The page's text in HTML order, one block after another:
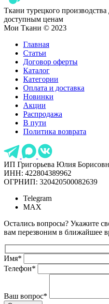
Ткани турецкого
доступным ценам
Мои Ткани © 2023
Главная
Статьи
Договор оферты
Каталог
Категории
Оплата и доставка
Новинки
Акции
Распродажа
В пути
Политика возврата
ИП Григорьева Юлия
ИНН: 422804389962
ОГРНИП: 320420500082639
Telegram
MAX
Остались вопросы? Укажите
вам перезвоним в ближайшее
Имя*
Телефон*
Ваш вопрос*